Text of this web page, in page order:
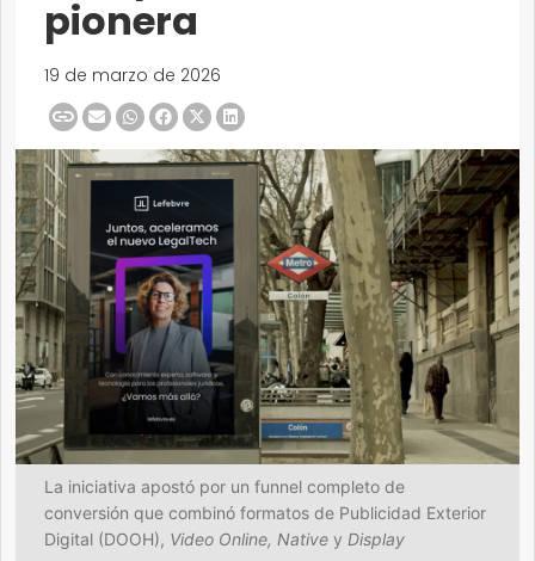
pionera
19 de marzo de 2026
La iniciativa apostó por un funnel completo de
conversión que combinó formatos de Publicidad Exterior
Digital (DOOH), Video Online, Native y Display